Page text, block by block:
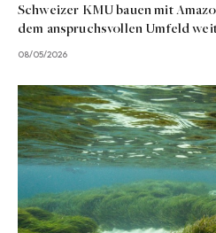
Schweizer KMU bauen mit
dem anspruchsvollen Umfeld
08/05/2026